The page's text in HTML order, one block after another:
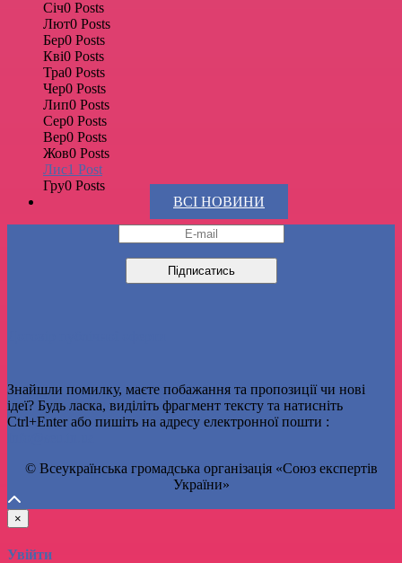
Січ0 Posts
Лют0 Posts
Бер0 Posts
Кві0 Posts
Тра0 Posts
Чер0 Posts
Лип0 Posts
Сер0 Posts
Вер0 Posts
Жов0 Posts
Лис1 Post
Гру0 Posts
ВСІ НОВИНИ
Знайшли помилку, маєте побажання та пропозиції чи нові
ідеї? Будь ласка, виділіть фрагмент тексту та натисніть
Ctrl+Enter або пишіть на адресу електронної пошти :
© Всеукраїнська громадська організація «Союз експертів
України»
×
Увійти